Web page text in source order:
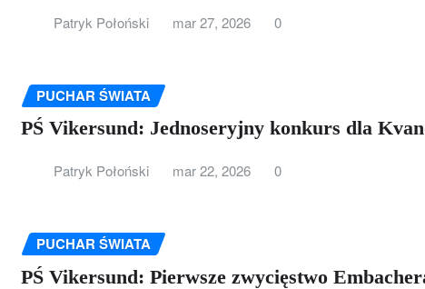
Patryk Połoński mar 27, 2026 0
PUCHAR ŚWIATA
PŚ Vikersund: Jednoseryjny konkurs dla
Patryk Połoński mar 22, 2026 0
PUCHAR ŚWIATA
PŚ Vikersund: Pierwsze zwycięstwo